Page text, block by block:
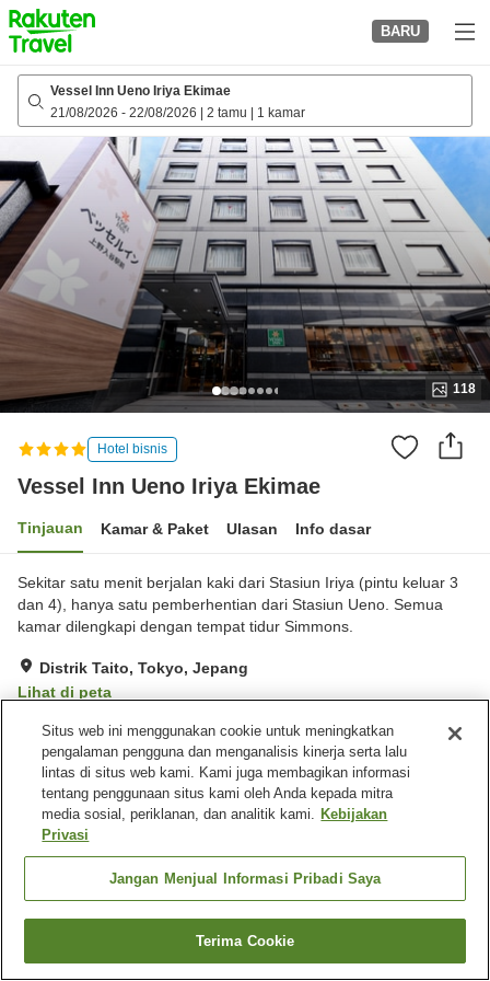
to
top
page
BARU
Vessel Inn Ueno Iriya Ekimae
21/08/2026 - 22/08/2026 2 tamu 1 kamar
118
Hotel bisnis
Vessel Inn Ueno Iriya Ekimae
Tinjauan Kamar & Paket Ulasan Info dasar
Sekitar satu menit berjalan kaki dari Stasiun Iriya (pintu keluar 3
dan 4), hanya satu pemberhentian dari Stasiun Ueno. Semua
kamar dilengkapi dengan tempat tidur Simmons.
Distrik Taito, Tokyo, Jepang
Lihat di peta
Hebat Ulasan:290
Fasilitas properti
Wi-Fi
Mesin penjual otomatis
Microwave bersama
Beranda Jepang Tokyo
Distrik Taito
Vessel Inn Ueno Iriya Ekimae
Cari kamar
Situs web ini menggunakan cookie untuk meningkatkan
pengalaman pengguna dan menganalisis kinerja serta lalu
lintas di situs web kami. Kami juga membagikan informasi
tentang penggunaan situs kami oleh Anda kepada mitra
media sosial, periklanan, dan analitik kami. Kebijakan
Privasi
Jangan Menjual Informasi Pribadi Saya
Terima Cookie